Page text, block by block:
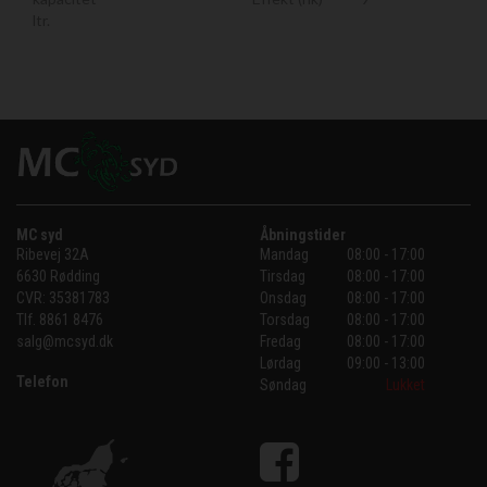
MC syd
Ribevej 32A
6630 Rødding
CVR: 35381783
Tlf. 8861 8476
salg@mcsyd.dk
Telefon
Åbningstider
Mandag
08:00 - 17:00
Tirsdag
08:00 - 17:00
Onsdag
08:00 - 17:00
Torsdag
08:00 - 17:00
Fredag
08:00 - 17:00
Lørdag
09:00 - 13:00
Søndag
Lukket